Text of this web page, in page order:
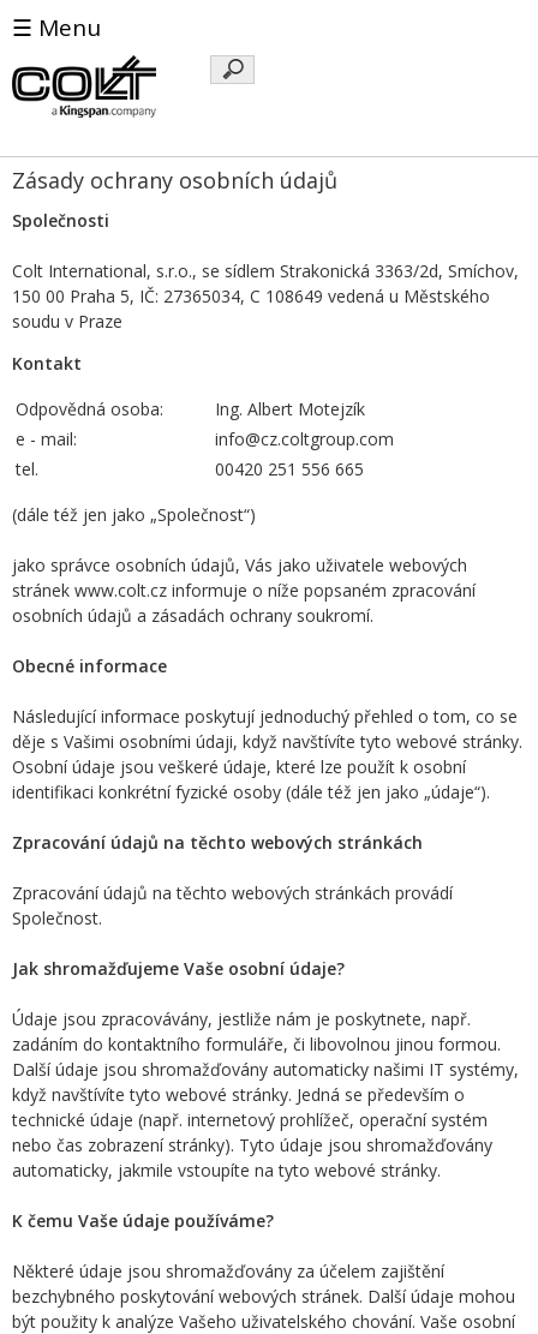
☰ Menu
Klíčová
slova
Zásady ochrany osobních údajů
Společnosti
Colt International, s.r.o., se sídlem Strakonická 3363/2d, Smíchov,
150 00 Praha 5, IČ: 27365034, C 108649 vedená u Městského
soudu v Praze
Kontakt
Odpovědná osoba:
Ing. Albert Motejzík
e - mail:
info@cz.coltgroup.com
tel.
00420 251 556 665
(dále též jen jako „Společnost“)
jako správce osobních údajů, Vás jako uživatele webových
stránek www.colt.cz informuje o níže popsaném zpracování
osobních údajů a zásadách ochrany soukromí.
Obecné informace
Následující informace poskytují jednoduchý přehled o tom, co se
děje s Vašimi osobními údaji, když navštívíte tyto webové stránky.
Osobní údaje jsou veškeré údaje, které lze použít k osobní
identifikaci konkrétní fyzické osoby (dále též jen jako „údaje“).
Zpracování údajů na těchto webových stránkách
Zpracování údajů na těchto webových stránkách provádí
Společnost.
Jak shromažďujeme Vaše osobní údaje?
Údaje jsou zpracovávány, jestliže nám je poskytnete, např.
zadáním do kontaktního formuláře, či libovolnou jinou formou.
Další údaje jsou shromažďovány automaticky našimi IT systémy,
když navštívíte tyto webové stránky. Jedná se především o
technické údaje (např. internetový prohlížeč, operační systém
nebo čas zobrazení stránky). Tyto údaje jsou shromažďovány
automaticky, jakmile vstoupíte na tyto webové stránky.
K čemu Vaše údaje používáme?
Některé údaje jsou shromažďovány za účelem zajištění
bezchybného poskytování webových stránek. Další údaje mohou
být použity k analýze Vašeho uživatelského chování. Vaše osobní